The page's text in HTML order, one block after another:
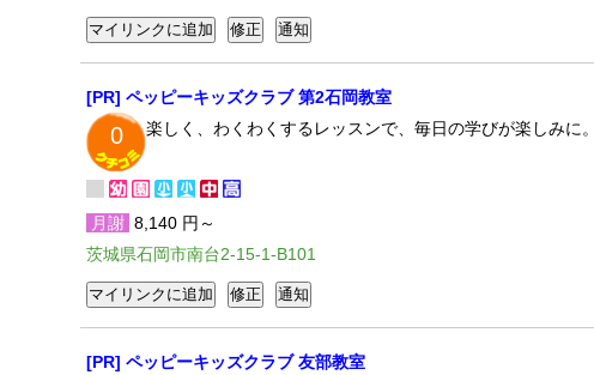
[PR] ペッピーキッズクラブ 第2石岡教室
0 楽しく、わくわくするレッスンで、毎日の学びが楽しみに
月謝 8,140 円～
茨城県石岡市南台2-15-1-B101
[PR] ペッピーキッズクラブ 友部教室